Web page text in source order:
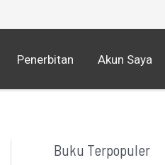
Penerbitan Akun Saya
Buku Terpopuler